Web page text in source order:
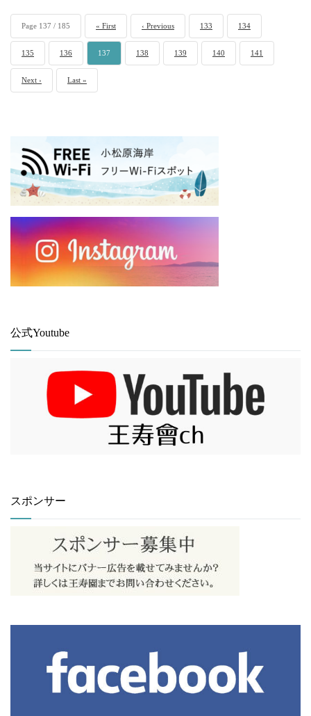
Page 137 / 185 « First ‹ Previous 133 134
135 136 137 138 139 140 141
Next › Last »
公式Youtube
スポンサー